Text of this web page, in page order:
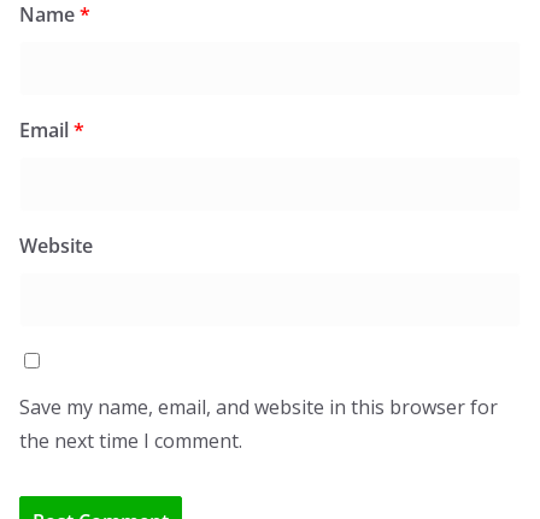
Name*
Email*
Website
Save my name, email, and website in this browser for
the next time I comment.